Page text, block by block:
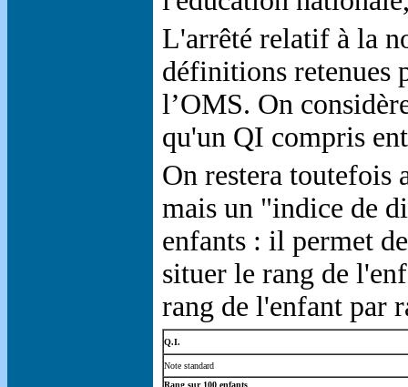
L'arrêté relatif à la
définitions retenues
l’OMS. On
qu'un QI compris
On restera toutefois
mais un "indice de
enfants : il permet
situer le rang de
rang de l'enfant par
Q.I.
Note standard
Rang sur 100 enfants